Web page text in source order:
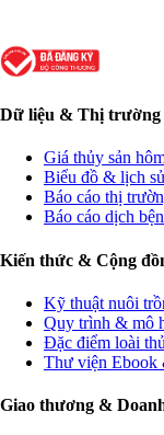
Dữ liệu & Thị trường
Giá thủy sản
Biểu đồ & lịch
Báo cáo thị
Báo cáo dịch
Kiến thức & Cộng
Kỹ thuật nuôi
Quy trình & mô
Đặc điểm loài
Thư viện Ebook
Giao thương &